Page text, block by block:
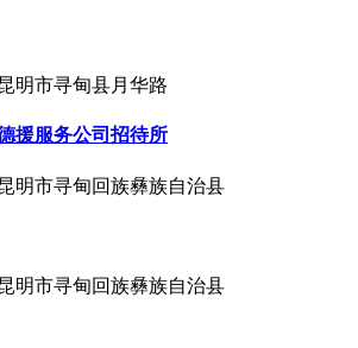
明市寻甸县月华路
援服务公司招待所
明市寻甸回族彝族自治县
明市寻甸回族彝族自治县